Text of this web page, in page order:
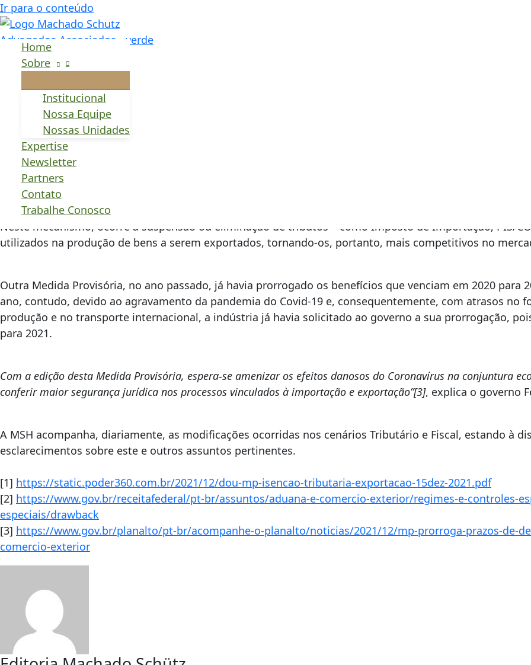
Ir para o conteúdo
Home
Sobre
Institucional
Nossa Equipe
Nossas Unidades
Expertise
Newsletter
Partners
Contato
Trabalhe Conosco
Desoneração de insumos para exportação
pelo governo
Por Rafaeli Ramires Freitas, estagiária do Núcleo Jurídico da Machado Schütz & Heck Advogados
A Medida Provisória n.º 1.079[1], publicada no Diário Oficial da União desta quarta-feira (15/12/2021),
isenção, de redução a zero de alíquotas ou de suspensão de tributos”
aduaneiro conhecido como
drawbackfoi criado em 1966 pelo governo federal e tem como objetivo trazer facilidades para
Neste mecanismo, ocorre a suspensão ou eliminação de tributos – como Imposto de Importação, PIS/
utilizados na produção de bens a serem exportados, tornando-os, portanto, mais competitivos no
Outra Medida Provisória, no ano passado, já havia prorrogado os benefícios que venciam em 2020 para
ano, contudo, devido ao agravamento da pandemia do Covid-19 e, consequentemente, com atrasos no
produção e no transporte internacional, a indústria já havia solicitado ao governo a sua prorrogação,
para 2021.
Com a edição desta Medida Provisória, espera-se amenizar os efeitos danosos do Coronavírus na conjuntura
conferir maior segurança jurídica nos processos vinculados à importação e exportação”[3], explica o governo
A MSH acompanha, diariamente, as modificações ocorridas nos cenários Tributário e Fiscal, estando à
esclarecimentos sobre este e outros assuntos pertinentes.
[1] https://static.poder360.com.br/2021/12/dou-mp-isencao-tributaria-exportacao-15dez-2021.pdf
[2] https://www.gov.br/receitafederal/pt-br/assuntos/aduana-e-comercio-exterior/regimes-e-controles-
especiais/drawback
[3] https://www.gov.br/planalto/pt-br/acompanhe-o-planalto/noticias/2021/12/mp-prorroga-prazos-de-
comercio-exterior